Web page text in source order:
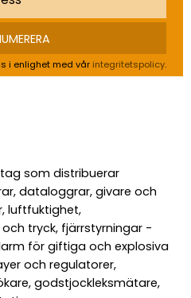
i enlighet med vår integritetspolicy.
som distribuerar
dataloggrar, givare och
luftfuktighet,
tryck, fjärrstyrningar -
för giftiga och explosiva
och regulatorer,
godstjockleksmätare,